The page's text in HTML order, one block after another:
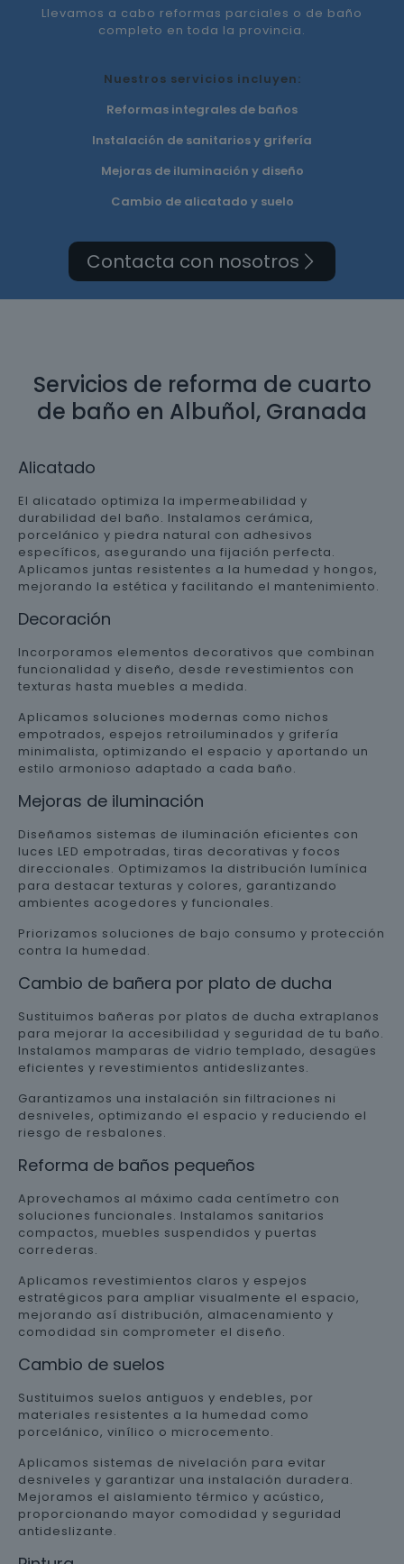
Llevamos a cabo reformas parciales o de baño
completo en toda la provincia.
Nuestros servicios incluyen:
Reformas integrales de baños
Instalación de sanitarios y grifería
Mejoras de iluminación y diseño
Cambio de alicatado y suelo
Contacta con nosotros
Servicios de reforma de cuarto
de baño en Albuñol, Granada
Alicatado
El alicatado optimiza la impermeabilidad y
durabilidad del baño. Instalamos cerámica,
porcelánico y piedra natural con adhesivos
específicos, asegurando una fijación perfecta.
Aplicamos juntas resistentes a la humedad y hongos,
mejorando la estética y facilitando el mantenimiento.
Decoración
Incorporamos elementos decorativos que combinan
funcionalidad y diseño, desde revestimientos con
texturas hasta muebles a medida.
Aplicamos soluciones modernas como nichos
empotrados, espejos retroiluminados y grifería
minimalista, optimizando el espacio y aportando un
estilo armonioso adaptado a cada baño.
Mejoras de iluminación
Diseñamos sistemas de iluminación eficientes con
luces LED empotradas, tiras decorativas y focos
direccionales. Optimizamos la distribución lumínica
para destacar texturas y colores, garantizando
ambientes acogedores y funcionales.
Priorizamos soluciones de bajo consumo y protección
contra la humedad.
Cambio de bañera por plato de ducha
Sustituimos bañeras por platos de ducha extraplanos
para mejorar la accesibilidad y seguridad de tu baño.
Instalamos mamparas de vidrio templado, desagües
eficientes y revestimientos antideslizantes.
Garantizamos una instalación sin filtraciones ni
desniveles, optimizando el espacio y reduciendo el
riesgo de resbalones.
Reforma de baños pequeños
Aprovechamos al máximo cada centímetro con
soluciones funcionales. Instalamos sanitarios
compactos, muebles suspendidos y puertas
correderas.
Aplicamos revestimientos claros y espejos
estratégicos para ampliar visualmente el espacio,
mejorando así distribución, almacenamiento y
comodidad sin comprometer el diseño.
Cambio de suelos
Sustituimos suelos antiguos y endebles, por
materiales resistentes a la humedad como
porcelánico, vinílico o microcemento.
Aplicamos sistemas de nivelación para evitar
desniveles y garantizar una instalación duradera.
Mejoramos el aislamiento térmico y acústico,
proporcionando mayor comodidad y seguridad
antideslizante.